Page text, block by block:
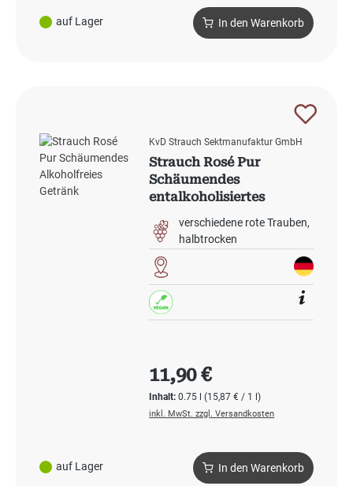
auf Lager In den Warenkorb
auf Lager
KvD Strauch Sektmanufaktur GmbH
Strauch Rosé Pur
Schäumendes
entalkoholisiertes
verschiedene rote Trauben
halbtrocken
Inhalt:0.75 l(15,87 € / 1 l)
Regulärer Preis:
11,90 €
inkl. MwSt. zzgl. Versandkosten
In den Warenkorb